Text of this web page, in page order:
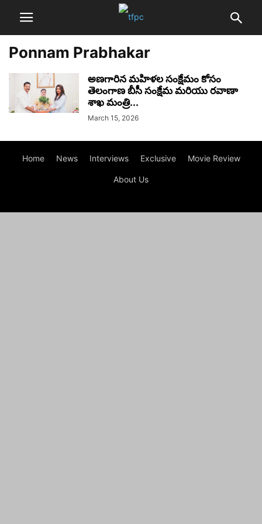
Ponnam Prabhakar
అణగారిన మహిళల సంక్షేమం కోసం
తెలంగాణ బీసీ సంక్షేమ మరియు రవాణా
శాఖ మంత్రి...
March 15, 2026
Home News Interviews Exclusive Movie Review
About Us